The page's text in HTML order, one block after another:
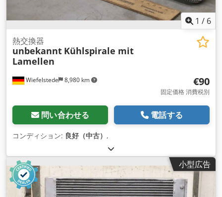
1 / 6
Wiefelstede 8,980 km
熱交換器
unbekannt Kühlspirale mit
Lamellen
€90
固定価格 消費税別
問い合わせる 電話する
コンディション: 良好（中古） ,
小型広告